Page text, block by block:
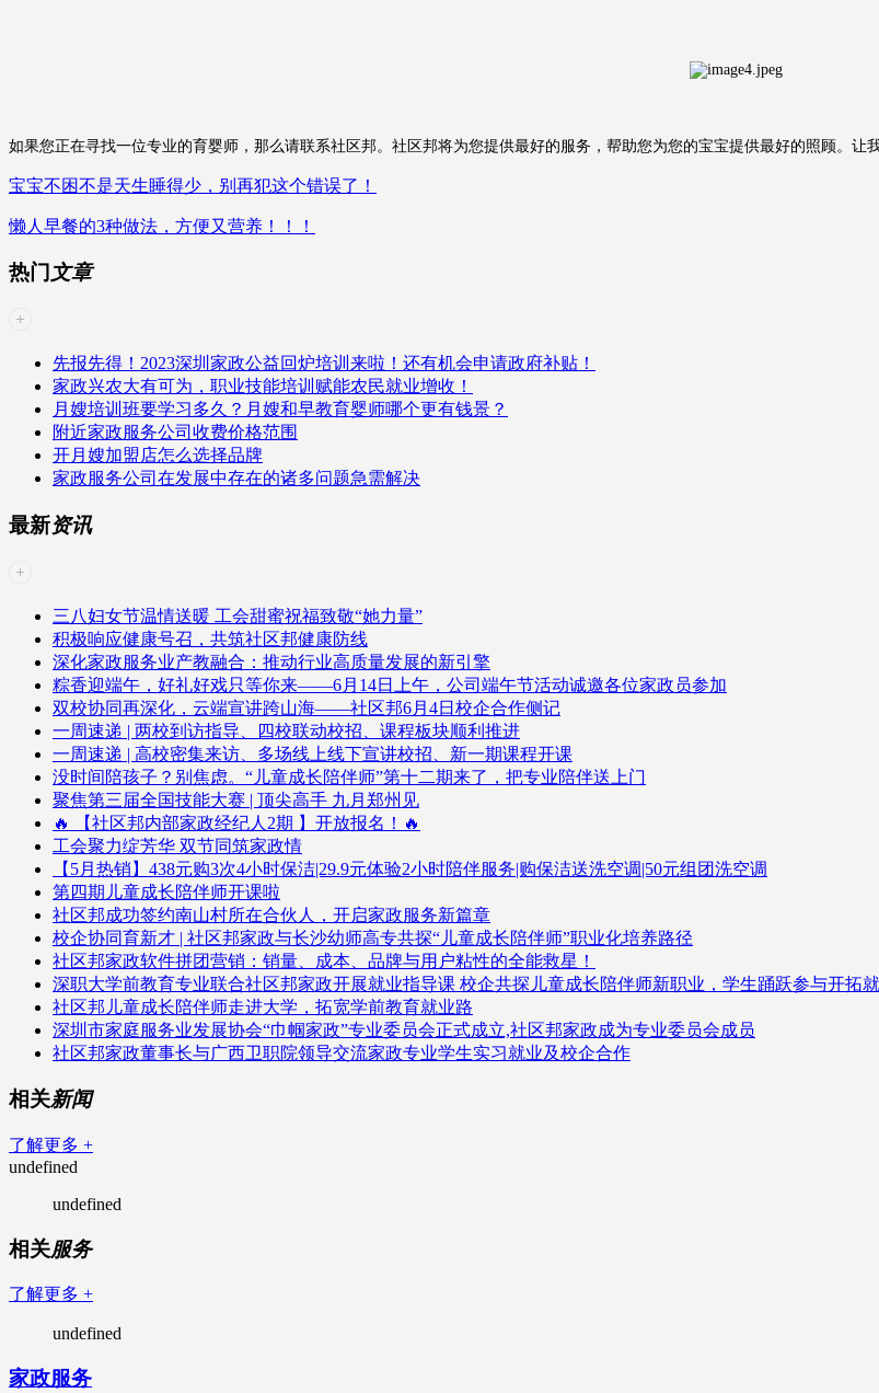
如果您正在寻找一位专业的育婴师，那么请联系社区邦。 社区邦将为您提供最好的服务，帮助您为您的宝宝提供最好的照顾。让
宝宝不困不是天生睡得少，别再犯这个错误了！
懒人早餐的3种做法，方便又营养！！！
热门 文章
先报先得！2023深圳家政公益回炉培训来啦！还有机会申请政府补贴！
家政兴农大有可为，职业技能培训赋能农民就业增收！
月嫂培训班要学习多久？月嫂和早教育婴师哪个更有钱景？
附近家政服务公司收费价格范围
开月嫂加盟店怎么选择品牌
家政服务公司在发展中存在的诸多问题急需解决
最新资讯
三八妇女节温情送暖 工会甜蜜祝福致敬“她力量”
积极响应健康号召，共筑社区邦健康防线
深化家政服务业产教融合：推动行业高质量发展的新引擎
粽香迎端午，好礼好戏只等你来——6月14日上午，公司端午节活动诚邀各位家政员参加
双校协同再深化，云端宣讲跨山海——社区邦6月4日校企合作侧记
一周速递 | 两校到访指导、四校联动校招、课程板块顺利推进
一周速递 | 高校密集来访、多场线上线下宣讲校招、新一期课程开课
没时间陪孩子？别焦虑。“儿童成长陪伴师”第十二期来了，把专业陪伴送上门
聚焦第三届全国技能大赛 | 顶尖高手 九月郑州见
🔥 【社区邦内部家政经纪人2期 】开放报名！🔥
工会聚力绽芳华 双节同筑家政情
【5月热销】438元购3次4小时保洁|29.9元体验2小时陪伴服务|购保洁送洗空调|50元组团洗空调
第四期儿童成长陪伴师开课啦
社区邦成功签约南山村所在合伙人，开启家政服务新篇章
校企协同育新才 | 社区邦家政与长沙幼师高专共探“儿童成长陪伴师”职业化培养路径
社区邦家政软件拼团营销：销量、成本、品牌与用户粘性的全能救星！
深职大学前教育专业联合社区邦家政开展就业指导课 校企共探儿童成长陪伴师新职业，学生踊跃参与开拓
社区邦儿童成长陪伴师走进大学，拓宽学前教育就业路
深圳市家庭服务业发展协会“巾帼家政”专业委员会正式成立,社区邦家政成为专业委员会成员
社区邦家政董事长与广西卫职院领导交流家政专业学生实习就业及校企合作
相关新闻
了解更多 +
undefined
undefined
相关服务
了解更多 +
undefined
家政服务